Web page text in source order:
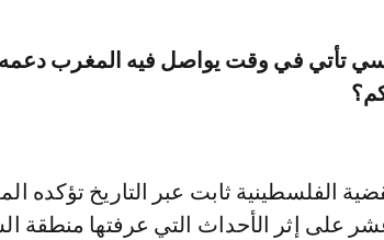
تأتي في وقت يواصل فيه المغرب
الفلسطينية ثابت عبر التاريخ تؤكده
على إثر الأحداث التي عرفتها منطقة